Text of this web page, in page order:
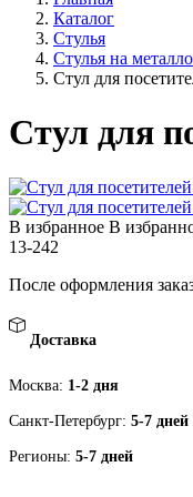
Каталог
Стулья
Стулья на
Стул для
Стул для
В избранное В
13-242
После оформления
Доставка
Москва: 1-2 дня
Санкт-Петербург: 5-7 дней
Регионы: 5-7 дней